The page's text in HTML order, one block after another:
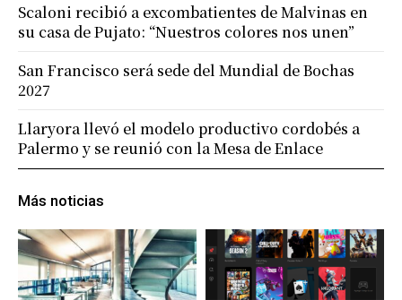
Más noticias
Scaloni recibió a excombatientes de Malvinas en
su casa de Pujato: “Nuestros colores nos unen”
San Francisco será sede del Mundial de Bochas
2027
Llaryora llevó el modelo productivo cordobés a
Palermo y se reunió con la Mesa de Enlace